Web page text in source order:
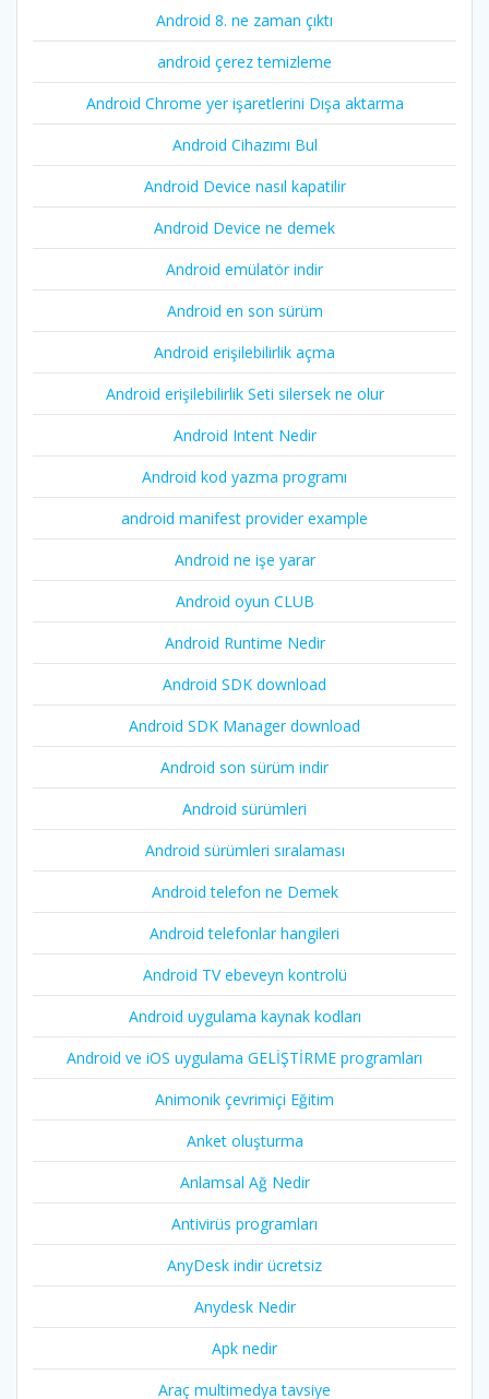
Android 8. ne zaman çıktı
android çerez temizleme
Android Chrome yer işaretlerini Dışa aktarma
Android Cihazımı Bul
Android Device nasıl kapatilir
Android Device ne demek
Android emülatör indir
Android en son sürüm
Android erişilebilirlik açma
Android erişilebilirlik Seti silersek ne olur
Android Intent Nedir
Android kod yazma programı
android manifest provider example
Android ne işe yarar
Android oyun CLUB
Android Runtime Nedir
Android SDK download
Android SDK Manager download
Android son sürüm indir
Android sürümleri
Android sürümleri sıralaması
Android telefon ne Demek
Android telefonlar hangileri
Android TV ebeveyn kontrolü
Android uygulama kaynak kodları
Android ve iOS uygulama GELİŞTİRME programları
Animonik çevrimiçi Eğitim
Anket oluşturma
Anlamsal Ağ Nedir
Antivirüs programları
AnyDesk indir ücretsiz
Anydesk Nedir
Apk nedir
Araç multimedya tavsiye